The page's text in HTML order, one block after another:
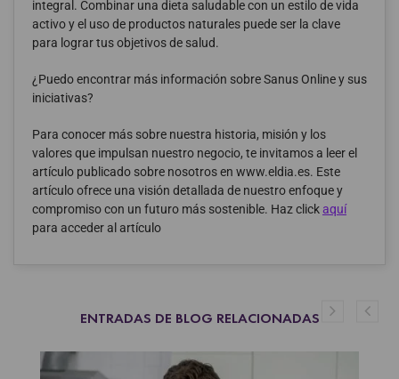
integral. Combinar una dieta saludable con un estilo de vida
activo y el uso de productos naturales puede ser la clave
para lograr tus objetivos de salud.
¿Puedo encontrar más información sobre Sanus Online y sus
iniciativas?
Para conocer más sobre nuestra historia, misión y los
valores que impulsan nuestro negocio, te invitamos a leer el
artículo publicado sobre nosotros en www.eldia.es. Este
artículo ofrece una visión detallada de nuestro enfoque y
compromiso con un futuro más sostenible. Haz clickaquí
para acceder al artículo
ENTRADAS DE BLOG RELACIONADAS